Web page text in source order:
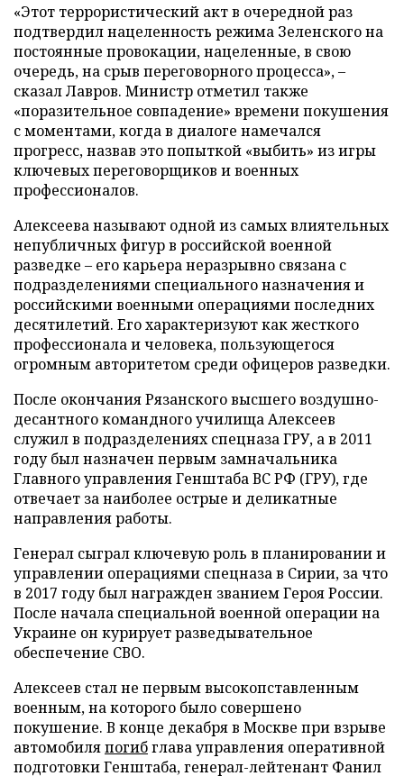
«Этот террористический акт в очередной раз
подтвердил нацеленность режима Зеленского на
постоянные провокации, нацеленные, в свою
очередь, на срыв переговорного процесса», –
сказал Лавров. Министр отметил также
«поразительное совпадение» времени покушения
с моментами, когда в диалоге намечался
прогресс, назвав это попыткой «выбить» из игры
ключевых переговорщиков и военных
профессионалов.
Алексеева называют одной из самых влиятельных
непубличных фигур в российской военной
разведке – его карьера неразрывно связана с
подразделениями специального назначения и
российскими военными операциями последних
десятилетий. Его характеризуют как жесткого
профессионала и человека, пользующегося
огромным авторитетом среди офицеров разведки.
После окончания Рязанского высшего воздушно-
десантного командного училища Алексеев
служил в подразделениях спецназа ГРУ, а в 2011
году был назначен первым замначальника
Главного управления Генштаба ВС РФ (ГРУ), где
отвечает за наиболее острые и деликатные
направления работы.
Генерал сыграл ключевую роль в планировании и
управлении операциями спецназа в Сирии, за что
в 2017 году был награжден званием Героя России.
После начала специальной военной операции на
Украине он курирует разведывательное
обеспечение СВО.
Алексеев стал не первым высокопставленным
военным, на которого было совершено
покушение. В конце декабря в Москве при взрыве
автомобиляпогибглава управления оперативной
подготовки Генштаба, генерал-лейтенант Фанил